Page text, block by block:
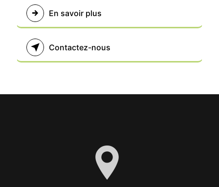
En savoir plus
Contactez-nous